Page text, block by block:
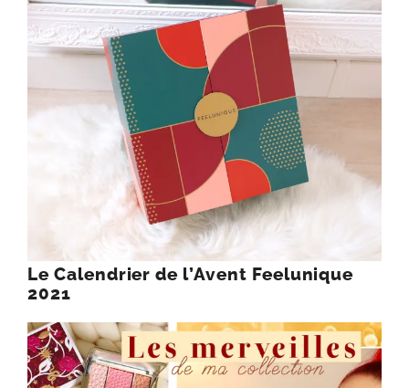
Le Calendrier de l’Avent Feelunique
2021